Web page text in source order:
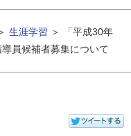
生涯学習 ＞
「平成30年
員候補者募集について